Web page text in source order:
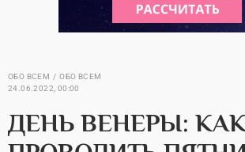
ОБО ВСЕМ
ОБО ВСЕМ
24.06.2022, 00:00
ДЕНЬ ВЕНЕРЫ: КАК